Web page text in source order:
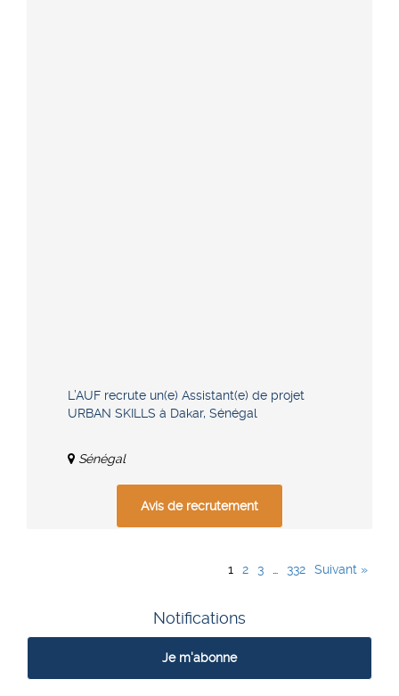
L’AUF recrute un(e) Assistant(e) de projet
URBAN SKILLS à Dakar, Sénégal
Sénégal
Avis de recrutement
1 2 3 332 Suivant »
Notifications
Je m'abonne